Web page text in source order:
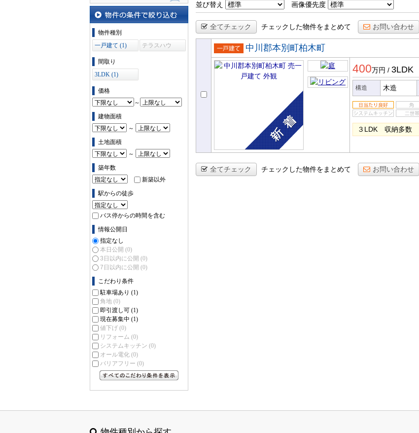
沿線・駅から探す
物件の条件で絞り込む
物件種別
一戸建て (1)
テラスハウ
間取り
3LDK (1)
価格
～
建物面積
～
土地面積
～
築年数
新築以外
駅からの徒歩
バス停からの時間を含む
情報公開日
指定なし
本日公開 (0)
3日以内に公開 (0)
7日以内に公開 (0)
こだわり条件
駐車場あり (1)
角地 (0)
即引渡し可 (1)
現在募集中 (1)
値下げ (0)
リフォーム (0)
システムキッチン (0)
オール電化 (0)
バリアフリー (0)
並び替え
画像優先度
全てチェック チェックした物件をまとめて お問い合わせ
売一戸建
て
中川郡本別町柏木町
400万円 / 3LDK
構造 木造
３LDK 収納多数
全てチェック チェックした物件をまとめて お問い合わせ